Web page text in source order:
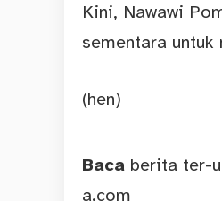
Kini, Nawawi
sementara
(hen)
Baca berita ter-
a.com